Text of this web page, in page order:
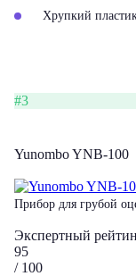
Хрупкий
#3
Yunombo YNB-100
Прибор для грубой
Экспертный
95
/ 100